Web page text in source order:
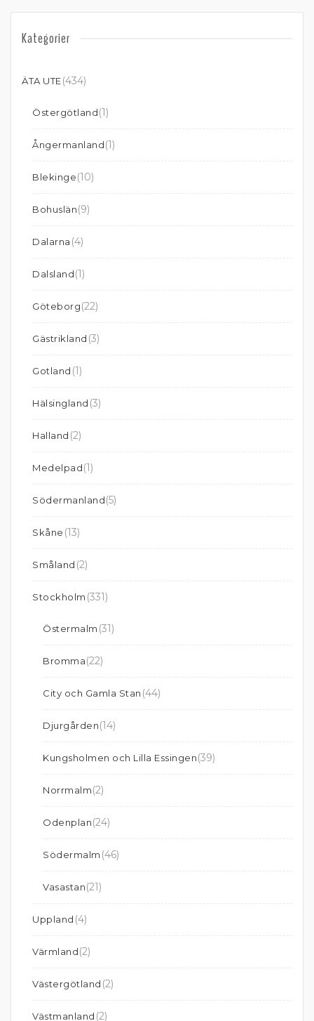
Kategorier
ÄTA UTE(434)
Östergötland(1)
Ångermanland(1)
Blekinge(10)
Bohuslän(9)
Dalarna (4)
Dalsland(1)
Göteborg(22)
Gästrikland (3)
Gotland (1)
Hälsingland (3)
Halland (2)
Medelpad(1)
Södermanland(5)
Skåne (13)
Småland (2)
Stockholm (331)
Östermalm (31)
Bromma(22)
City och Gamla Stan (44)
Djurgården(14)
Kungsholmen och Lilla Essingen(39)
Norrmalm(2)
Odenplan(24)
Södermalm (46)
Vasastan(21)
Uppland (4)
Värmland(2)
Västergötland (2)
Västmanland (2)